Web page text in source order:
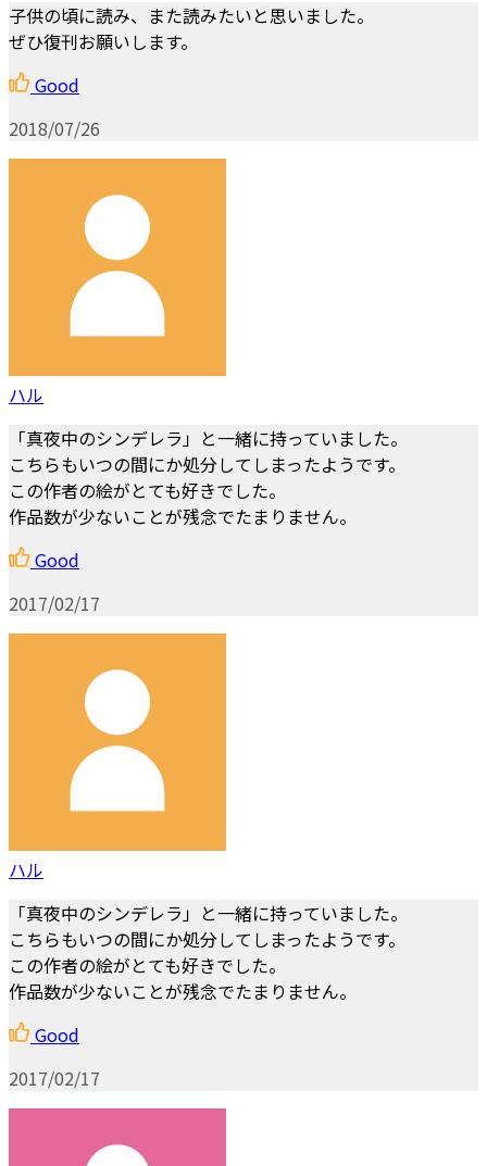
子供の頃に読み、また読みたいと思いました。
ぜひ復刊お願いします。
Good
2018/07/26
ハル
「真夜中のシンデレラ」と一緒に持っていました。
こちらもいつの間にか処分してしまったようです。
この作者の絵がとても好きでした。
作品数が少ないことが残念でたまりません。
Good
2017/02/17
ハル
「真夜中のシンデレラ」と一緒に持っていました。
こちらもいつの間にか処分してしまったようです。
この作者の絵がとても好きでした。
作品数が少ないことが残念でたまりません。
Good
2017/02/17